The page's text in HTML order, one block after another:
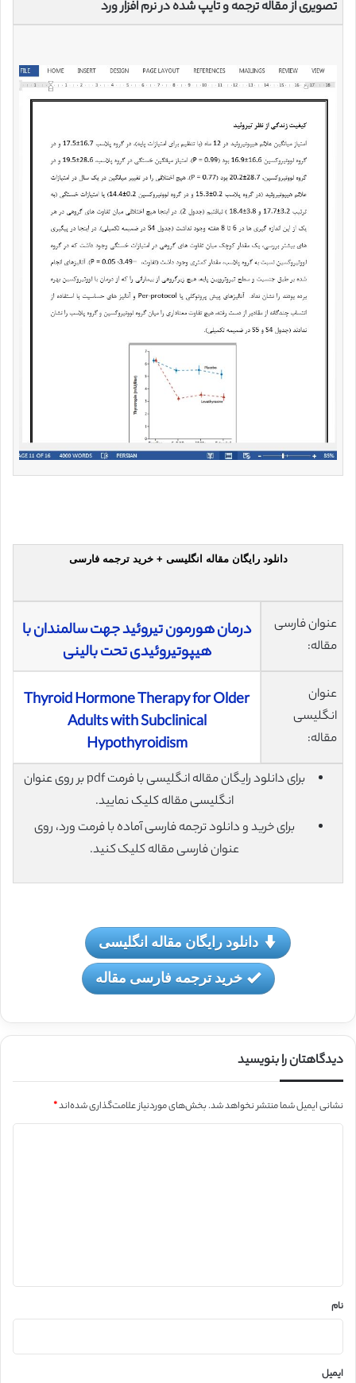
تصویری از مقاله ترجمه و تایپ شده در نرم افزار ورد
دانلود رایگان مقاله انگلیسی + خرید ترجمه فارسی
عنوان فارسی
مقاله:
درمان هورمون تیروئید جهت سالمندان با
هیپوتیروئیدی تحت بالینی
عنوان
انگلیسی
مقاله:
Thyroid Hormone Therapy for Older
Adults with Subclinical
Hypothyroidism
برای دانلود رایگان مقاله انگلیسی با فرمت pdf بر روی عنوان
انگلیسی مقاله کلیک نمایید.
برای خرید و دانلود ترجمه فارسی آماده با فرمت ورد، روی
عنوان فارسی مقاله کلیک کنید.
دانلود رایگان مقاله انگلیسی
خرید ترجمه فارسی مقاله
دیدگاهتان را بنویسید
نشانی ایمیل شما منتشر نخواهد شد.بخش‌های موردنیاز علامت‌گذاری شده‌اند*
نام
ایمیل